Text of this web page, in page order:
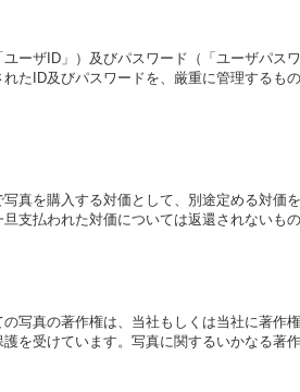
ユーザID」）及びパスワード（「ユーザパス
れたID及びパスワードを、厳重に管理するも
写真を購入する対価として、別途定める対価
支払われた対価については返還されないも
写真の著作権は、当社もしくは当社に著作
を受けています。写真に関するいかなる著